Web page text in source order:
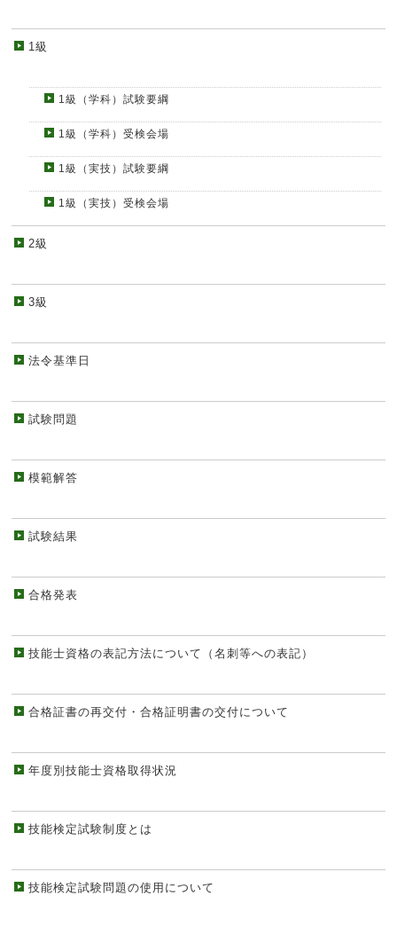
1級
1級（学科）試験要綱
1級（学科）受検会場
1級（実技）試験要綱
1級（実技）受検会場
2級
3級
法令基準日
試験問題
模範解答
試験結果
合格発表
技能士資格の表記方法について（名刺等への表記）
合格証書の再交付・合格証明書の交付について
年度別技能士資格取得状況
技能検定試験制度とは
技能検定試験問題の使用について